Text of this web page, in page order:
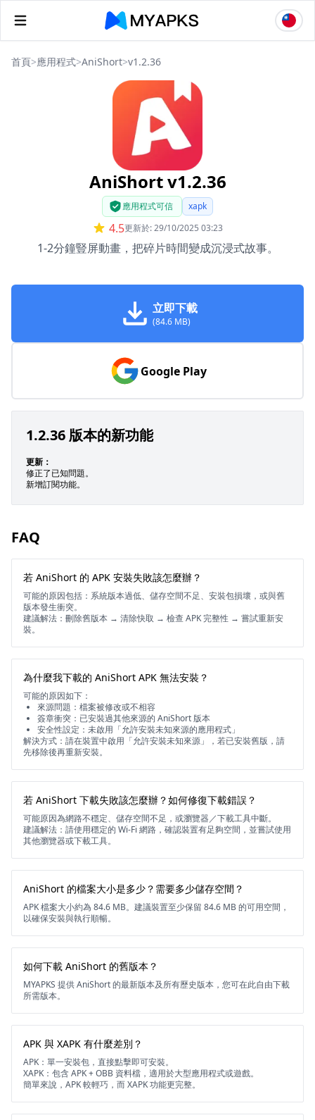
首頁>應用程式>AniShort>v1.2.36
AniShort v1.2.36
應用程式可信 xapk
4.5更新於: 29/10/2025 03:23
1-2分鐘豎屏動畫，把碎片時間變成沉浸式故事。
立即下載
(84.6 MB)
Google Play
1.2.36 版本的新功能
更新：
修正了已知問題。
新增訂閱功能。
FAQ
若 AniShort 的 APK 安裝失敗該怎麼辦？
可能的原因包括：系統版本過低、儲存空間不足、安裝包損壞，或與舊
版本發生衝突。
建議解法：刪除舊版本 → 清除快取 → 檢查 APK 完整性 → 嘗試重新安
裝。
為什麼我下載的 AniShort APK 無法安裝？
可能的原因如下：
來源問題：檔案被修改或不相容
簽章衝突：已安裝過其他來源的 AniShort 版本
安全性設定：未啟用「允許安裝未知來源的應用程式」
解決方式：請在裝置中啟用「允許安裝未知來源」，若已安裝舊版，請
先移除後再重新安裝。
若 AniShort 下載失敗該怎麼辦？如何修復下載錯誤？
可能原因為網路不穩定、儲存空間不足，或瀏覽器／下載工具中斷。
建議解法：請使用穩定的 Wi-Fi 網路，確認裝置有足夠空間，並嘗試使用
其他瀏覽器或下載工具。
AniShort 的檔案大小是多少？需要多少儲存空間？
APK 檔案大小約為 84.6 MB。建議裝置至少保留 84.6 MB 的可用空間，
以確保安裝與執行順暢。
如何下載 AniShort 的舊版本？
MYAPKS 提供 AniShort 的最新版本及所有歷史版本，您可在此自由下載
所需版本。
APK 與 XAPK 有什麼差別？
APK：單一安裝包，直接點擊即可安裝。
XAPK：包含 APK + OBB 資料檔，適用於大型應用程式或遊戲。
簡單來說，APK 較輕巧，而 XAPK 功能更完整。